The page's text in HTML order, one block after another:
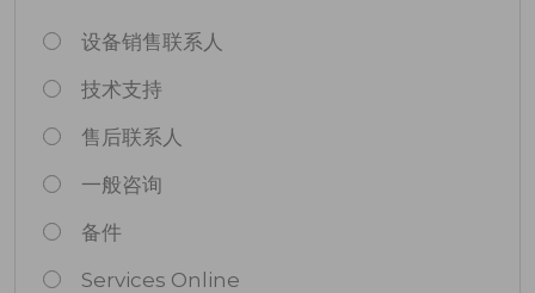
设备销售联系人
技术支持
售后联系人
一般咨询
备件
Services Online